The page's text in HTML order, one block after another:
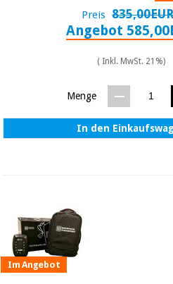
Preis
Angebot
( Inkl. MwSt. 21%)
Menge
In den
Im Angebot